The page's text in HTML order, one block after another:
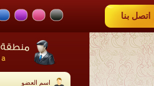
اتصل بنا